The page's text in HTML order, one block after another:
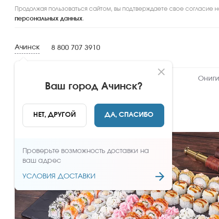
Продолжая пользоваться сайтом, вы подтверждаете свое согласие
персональных данных.
Ачинск
Ваш город Ачинск?
НЕТ, ДРУГОЙ ДА, СПАСИБО
Проверьте возможность доставки на
ваш адрес
УСЛОВИЯ ДОСТАВКИ
8 800 707 3910
НАЗАД